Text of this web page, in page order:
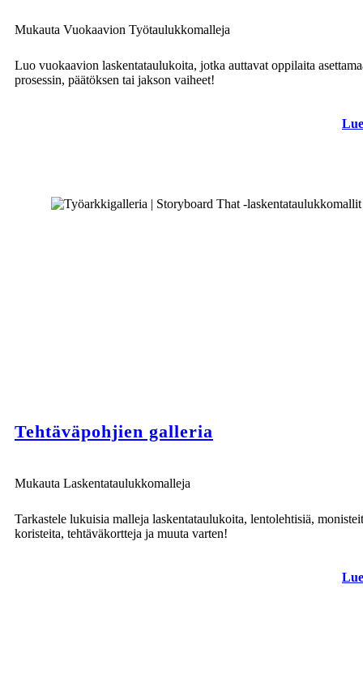
Mukauta Vuokaavion Työtaulukkomalleja
Luo vuokaavion laskentataulukoita, jotka auttavat oppilaita
prosessin, päätöksen tai jakson vaiheet!
Tehtäväpohjien galleria
Mukauta Laskentataulukkomalleja
Tarkastele lukuisia malleja laskentataulukoita, lentolehtisiä,
koristeita, tehtäväkortteja ja muuta varten!